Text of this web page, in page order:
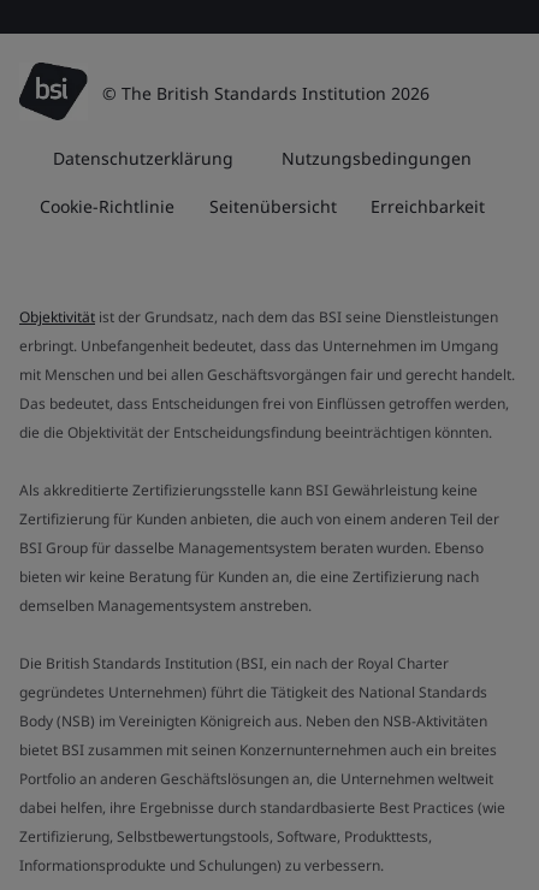
© The British Standards Institution 2026
Datenschutzerklärung Nutzungsbedingungen
Cookie-Richtlinie Seitenübersicht Erreichbarkeit
Objektivität ist der Grundsatz, nach dem das BSI seine Dienstleistungen
erbringt. Unbefangenheit bedeutet, dass das Unternehmen im Umgang
mit Menschen und bei allen Geschäftsvorgängen fair und gerecht handelt.
Das bedeutet, dass Entscheidungen frei von Einflüssen getroffen werden,
die die Objektivität der Entscheidungsfindung beeinträchtigen könnten.
Als akkreditierte Zertifizierungsstelle kann BSI Gewährleistung keine
Zertifizierung für Kunden anbieten, die auch von einem anderen Teil der
BSI Group für dasselbe Managementsystem beraten wurden. Ebenso
bieten wir keine Beratung für Kunden an, die eine Zertifizierung nach
demselben Managementsystem anstreben.
Die British Standards Institution (BSI, ein nach der Royal Charter
gegründetes Unternehmen) führt die Tätigkeit des National Standards
Body (NSB) im Vereinigten Königreich aus. Neben den NSB-Aktivitäten
bietet BSI zusammen mit seinen Konzernunternehmen auch ein breites
Portfolio an anderen Geschäftslösungen an, die Unternehmen weltweit
dabei helfen, ihre Ergebnisse durch standardbasierte Best Practices (wie
Zertifizierung, Selbstbewertungstools, Software, Produkttests,
Informationsprodukte und Schulungen) zu verbessern.